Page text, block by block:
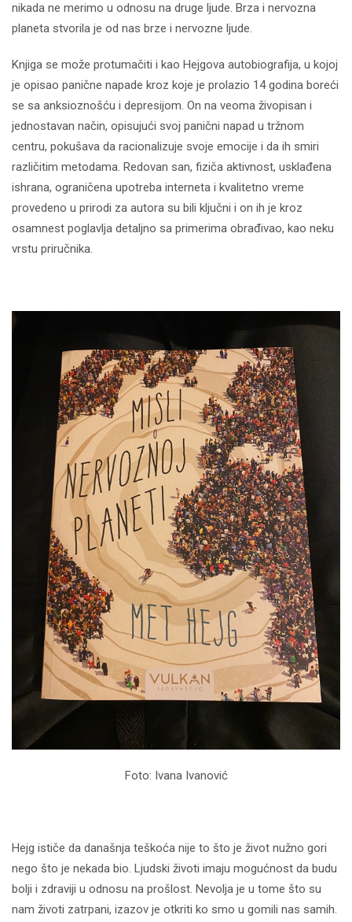
nikada ne merimo u odnosu na druge ljude. Brza i nervozna
planeta stvorila je od nas brze i nervozne ljude.
Knjiga se može protumačiti i kao Hejgova autobiografija, u kojoj
je opisao panične napade kroz koje je prolazio 14 godina boreći
se sa anksioznošću i depresijom. On na veoma živopisan i
jednostavan način, opisujući svoj panični napad u tržnom
centru, pokušava da racionalizuje svoje emocije i da ih smiri
različitim metodama. Redovan san, fiziča aktivnost, usklađena
ishrana, ograničena upotreba interneta i kvalitetno vreme
provedeno u prirodi za autora su bili ključni i on ih je kroz
osamnest poglavlja detaljno sa primerima obrađivao, kao neku
vrstu priručnika.
Foto: Ivana Ivanović
Hejg ističe da današnja teškoća nije to što je život nužno gori
nego što je nekada bio. Ljudski životi imaju mogućnost da budu
bolji i zdraviji u odnosu na prošlost. Nevolja je u tome što su
nam životi zatrpani, izazov je otkriti ko smo u gomili nas samih.